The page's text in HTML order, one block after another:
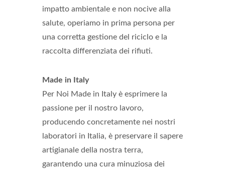
impatto ambientale e non nocive alla
salute, operiamo in prima persona per
una corretta gestione del riciclo e la
raccolta differenziata dei rifiuti.
Made in Italy
Per Noi Made in Italy è esprimere la
passione per il nostro lavoro,
producendo concretamente nei nostri
laboratori in Italia, è preservare il sapere
artigianale della nostra terra,
garantendo una cura minuziosa dei